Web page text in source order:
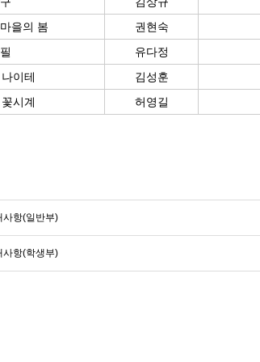
을의 봄 권현숙
유다정
이테 김성훈
시계 허영길
사항(일반부)
사항(학생부)